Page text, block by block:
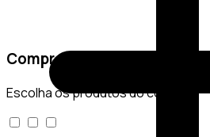
Comprar conjunto
Escolha os produtos do conjunto